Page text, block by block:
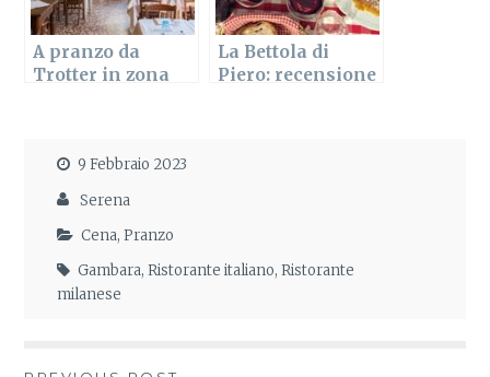
A pranzo da
Trotter in zona
La Bettola di
Piero: recensione
9 Febbraio 2023
Serena
Cena,Pranzo
Gambara,Ristorante italiano,Ristorante
milanese